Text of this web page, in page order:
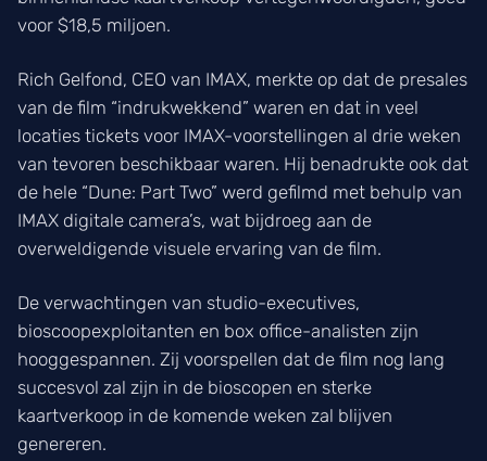
voor $18,5 miljoen.
Rich Gelfond, CEO van IMAX, merkte op dat de presales
van de film “indrukwekkend” waren en dat in veel
locaties tickets voor IMAX-voorstellingen al drie weken
van tevoren beschikbaar waren. Hij benadrukte ook dat
de hele “Dune: Part Two” werd gefilmd met behulp van
IMAX digitale camera’s, wat bijdroeg aan de
overweldigende visuele ervaring van de film.
De verwachtingen van studio-executives,
bioscoopexploitanten en box office-analisten zijn
hooggespannen. Zij voorspellen dat de film nog lang
succesvol zal zijn in de bioscopen en sterke
kaartverkoop in de komende weken zal blijven
genereren.